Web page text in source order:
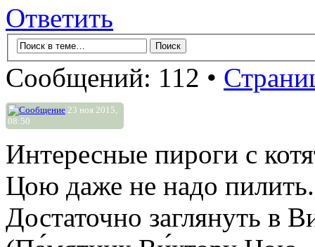
Ответить
Сообщений: 112 •
23 ноя 2015,
08:50
Интересные пироги с
Цою даже не надо пилить.
Достаточно заглянуть в